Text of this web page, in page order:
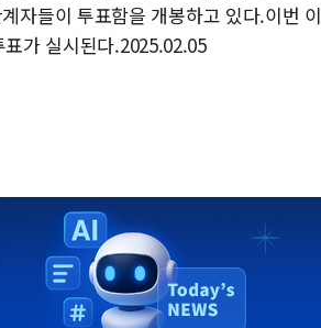
자들이 투표함을 개봉하고 있다.이번 이
가 실시된다.2025.02.05